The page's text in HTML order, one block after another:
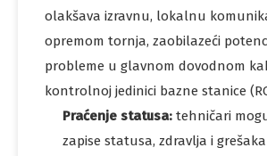
olakšava izravnu, lokalnu
opremom tornja, zaobilazeći
probleme u glavnom dovodnom
kontrolnoj jedinici bazne stanice
Praćenje statusa: tehničari
zapise statusa, zdravlja i